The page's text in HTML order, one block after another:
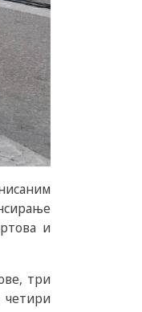
и
три